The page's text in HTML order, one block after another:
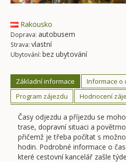
Rakousko
Doprava: autobusem
Strava: vlastní
Ubytování: bez ubytování
Základní informace Informace o
Program zájezdu
Hodnocení
Časy odjezdu a příjezdu se
trase, dopravní situaci a
přičemž je třeba počítat s
hodin. Podrobné informace o
které cestovní kancelář zašle